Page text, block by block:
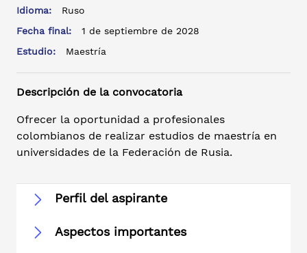
Idioma:
Ruso
Fecha final:
1 de septiembre de 2028
Estudio:
Maestría
Descripción de la convocatoria
Ofrecer la oportunidad a profesionales
colombianos de realizar estudios de maestría en
universidades de la Federación de Rusia.
Perfil del aspirante
Aspectos importantes